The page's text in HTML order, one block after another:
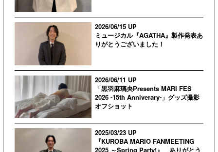
2026/06/15 UP
ミュージカル『AGATHA』製作発表あ
りがとうございました！
2026/06/11 UP
「黒羽麻璃央Presents MARI FES
2026 -15th Anniverary-」グッズ撮影
オフショット
2025/03/23 UP
『KUROBA MARIO FANMEETING
2025 ～Spring Party!』 ありがとう